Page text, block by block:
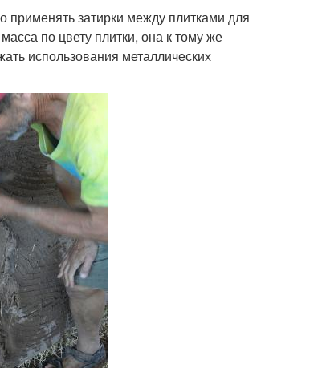
затирки между плитками для
по цвету плитки, она к тому же
использования металлических